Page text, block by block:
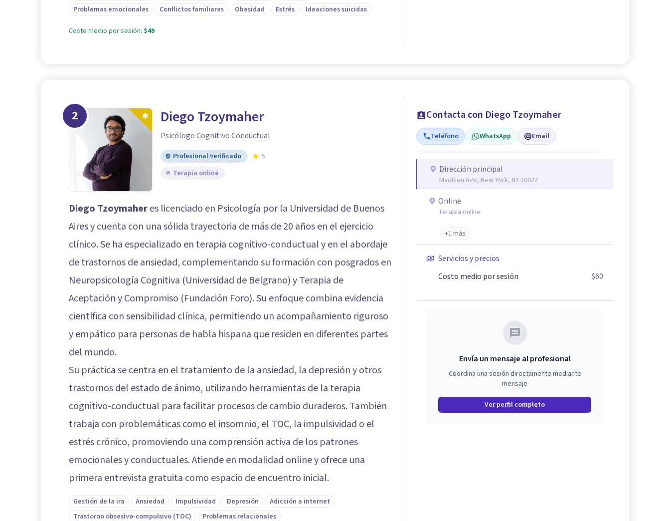
Problemas emocionales
Conflictos familiares Obesidad Estrés Ideaciones suicidas
Coste medio por sesión: $49
2 Diego Tzoymaher
Psicólogo Cognitivo Conductual
Profesional verificado
5
Terapia online
Diego Tzoymaheres licenciado en Psicología por la Universidad de Buenos
Aires y cuenta con una sólida trayectoria de más de 20 años en el ejercicio
clínico. Se ha especializado en terapia cognitivo-conductual y en el abordaje
de trastornos de ansiedad, complementando su formación con posgrados en
Neuropsicología Cognitiva (Universidad de Belgrano) y Terapia de
Aceptación y Compromiso (Fundación Foro). Su enfoque combina evidencia
científica con sensibilidad clínica, permitiendo un acompañamiento riguroso
y empático para personas de habla hispana que residen en diferentes partes
del mundo.
Su práctica se centra en el tratamiento de la ansiedad, la depresión y otros
trastornos del estado de ánimo, utilizando herramientas de la terapia
cognitivo-conductual para facilitar procesos de cambio duraderos. También
trabaja con problemáticas como el insomnio, el TOC, la impulsividad o el
estrés crónico, promoviendo una comprensión activa de los patrones
emocionales y conductuales. Atiende en modalidad online y ofrece una
primera entrevista gratuita como espacio de encuentro inicial.
Gestión de la ira Ansiedad Impulsividad Depresión
Adicción a internet
Trastorno obsesivo-compulsivo (TOC)
Problemas relacionales
Contacta con Diego Tzoymaher
Teléfono WhatsApp Email
Dirección principal
Madison Ave, New York, NY 10022
Online
Terapia online
+1 más
Servicios y precios
Costo medio por sesión
$60
Envía un mensaje al profesional
Coordina una sesión directamente mediante
mensaje
Ver perfil completo